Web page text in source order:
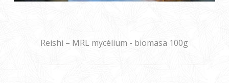
Reishi – MRL mycélium - biomasa 100g